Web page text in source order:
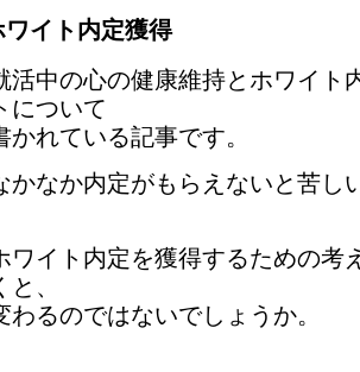
ワイト内定獲得
中の心の健康維持とホワイト
について
れている記事です。
なか内定がもらえないと苦し
イト内定を獲得するための考
と、
るのではないでしょうか。